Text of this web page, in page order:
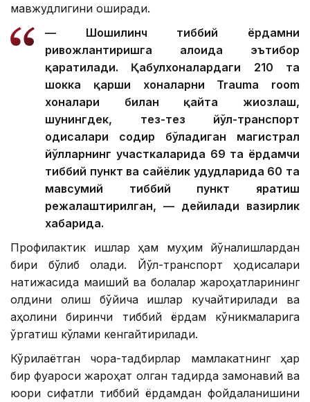
мавжудлигини оширади.
— Шошилинч тиббий ёрдамни
ривожлантиришга алоҳида эътибор
қаратилади. Қабулхоналардаги 210 та
шокка қарши хоналарни Trauma room
хоналари билан қайта жиҳозлаш,
шунингдек, тез-тез йўл-транспорт
ҳодисалари содир бўладиган магистрал
йўлларнинг участкаларида 69 та ёрдамчи
тиббий пункт ва сайёҳлик ҳудудларида 60 та
мавсумий тиббий пункт яратиш
режалаштирилган, — дейилади вазирлик
хабарида.
Профилактик ишлар ҳам муҳим йўналишлардан
бири бўлиб қолади. Йўл-транспорт ҳодисалари
натижасида маиший ва болалар жароҳатларининг
олдини олиш бўйича ишлар кучайтирилади ва
аҳолини биринчи тиббий ёрдам кўникмаларига
ўргатиш кўлами кенгайтирилади.
Кўрилаётган чора-тадбирлар мамлакатнинг ҳар
бир фуқароси жароҳат олган тақдирда замонавий ва
юқори сифатли тиббий ёрдамдан фойдаланишини